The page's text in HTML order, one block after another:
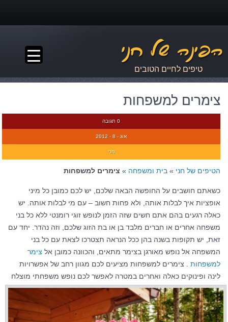
טיפים לחיים הטובים
צימרים למשפחות
0 תגובה
אוג - 8 - 2012
חני
הטיפים של חני » בית ומשפחה » צימרים למשפחות
כשאתם חושבים על החופשה הבאה שלכם, יש לכם כמובן כל מיני
אופציות איך לבלות אותה, ולא פחות חשוב – עם מי לבלות אותה. יש
כאלה רגעים בהם אתם חשים שזה הזמן לנופש זוגי רומנטי ללא כל בני
משפחה אחרים או חברים מלבד בן או בת הזוג שלכם, וזה נהדר. יחד עם
זאת, יש תקופות בשנה בהן ככל הנראה תצטרכו לצאת עם כל בני
המשפחה אל נופש מאורגן בצימר מתאים, והכוונה כמובן אל צימר
למשפחות . צימרים למשפחות מציעים לכם מגוון רחב של אפשרויות
לינה ופינוקים כאלה ואחרים במטרה לאפשר לכם נופש משפחתי מוצלח